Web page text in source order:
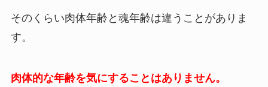
そのくらい肉体年齢と魂年齢は違うことがありま
す。
肉体的な年齢を気にすることはありません。